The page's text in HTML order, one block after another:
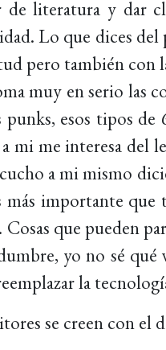
de literatura y dar
Lo que dices
pero también con
muy en serio las
esos tipos de
mi me interesa del
a mi mismo
más importante
que pueden
yo no sé
la
se creen con el